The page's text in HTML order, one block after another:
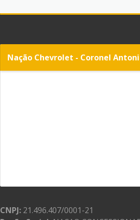
Nação Chevrolet - Coronel
CNPJ: 21.496.407/0001-21